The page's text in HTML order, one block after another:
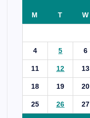
M T W
4 5 6
11 12 13
18 19 20
25 26 27